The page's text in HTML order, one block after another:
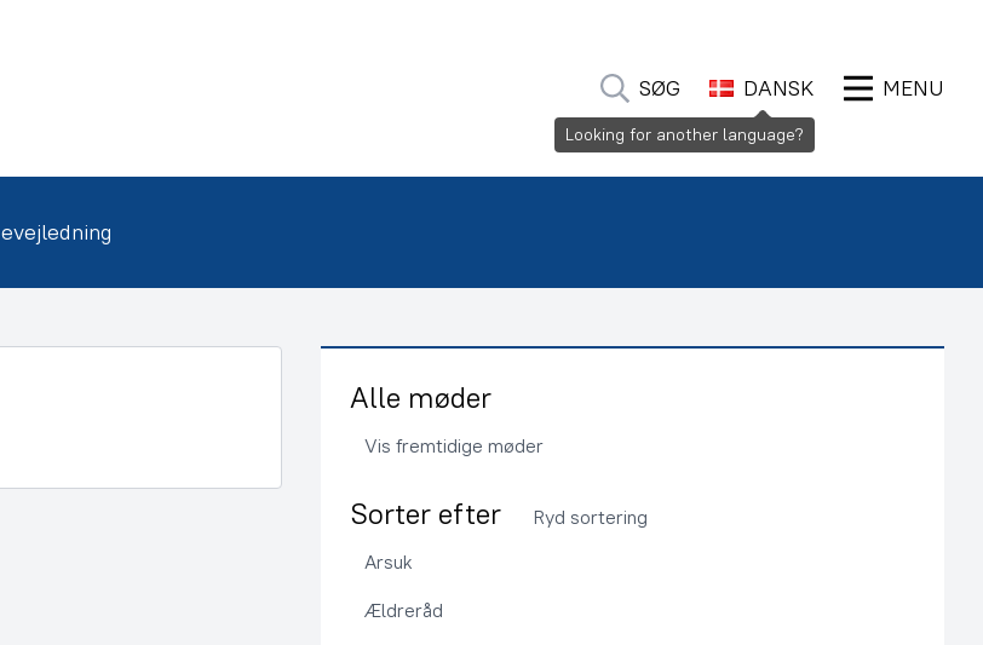
SØG DANSK MENU
Alle møder
Vis fremtidige møder
Sorter efter
Ryd sortering
Arsuk
Ældreråd
Looking for another language?